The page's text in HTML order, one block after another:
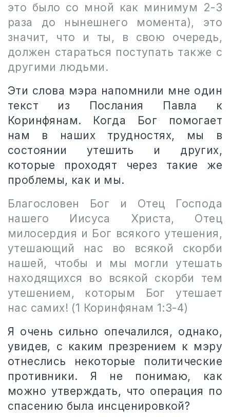
это было со мной как минимум 2-3
раза до нынешнего момента), это
значит, что и ты, в свою очередь,
должен стараться поступать также с
другими людьми.
Эти слова мэра напомнили мне один
текст из Послания Павла к
Коринфянам. Когда Бог помогает
нам в наших трудностях, мы в
состоянии утешить и других,
которые проходят через такие же
проблемы, как и мы.
Благословен Бог и Отец Господа
нашего Иисуса Христа, Отец
милосердия и Бог всякого утешения,
утешающий нас во всякой скорби
нашей, чтобы и мы могли утешать
находящихся во всякой скорби тем
утешением, которым Бог утешает
нас самих! (1 Коринфянам 1:3-4)
Я очень сильно опечалился, однако,
увидев, с каким презрением к мэру
отнеслись некоторые политические
противники. Я не понимаю, как
можно утверждать, что операция по
спасению была инсценировкой?